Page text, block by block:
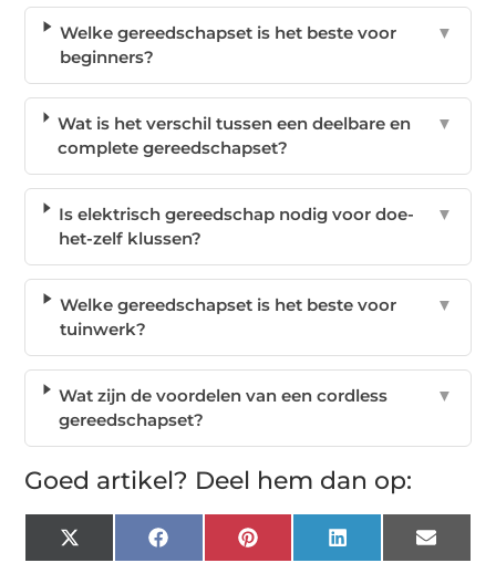
Welke gereedschapset is het beste voor
beginners?
▼
Wat is het verschil tussen een deelbare en
complete gereedschapset?
▼
Is elektrisch gereedschap nodig voor doe-
het-zelf klussen?
▼
Welke gereedschapset is het beste voor
tuinwerk?
▼
Wat zijn de voordelen van een cordless
gereedschapset?
▼
Goed artikel? Deel hem dan op:
X FacebookPinterest LinkedIn Email